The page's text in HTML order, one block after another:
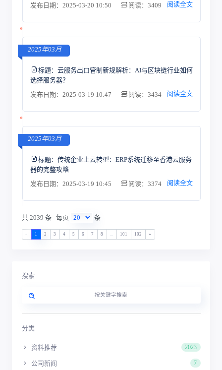
发布日期：2025-03-20 10:50
阅读：3409 阅读全文
2025年03月
标题： 云服务出口管制新规解析：AI与区块链行业如何
选择服务器？
发布日期：2025-03-19 10:47
阅读：3434 阅读全文
2025年03月
标题： 传统企业上云转型：ERP系统迁移至香港云服务
器的完整攻略
发布日期：2025-03-19 10:45
阅读：3374 阅读全文
共 2039 条 每页 条
1 2 3 4 5 6 7 8 101 102 »
搜索
分类
资料推荐 2023
公司新闻 7